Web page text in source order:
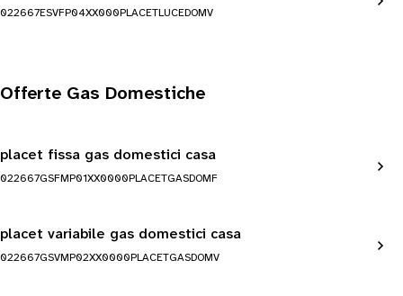
022667ESVFP04XX000PLACETLUCEDOMV
Offerte Gas Domestiche
placet fissa gas domestici casa
022667GSFMP01XX0000PLACETGASDOMF
placet variabile gas domestici casa
022667GSVMP02XX0000PLACETGASDOMV